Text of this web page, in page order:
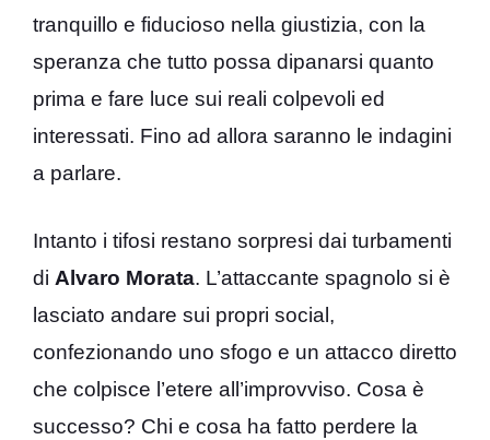
tranquillo e fiducioso nella giustizia, con la
speranza che tutto possa dipanarsi quanto
prima e fare luce sui reali colpevoli ed
interessati. Fino ad allora saranno le indagini
a parlare.
Intanto i tifosi restano sorpresi dai turbamenti
di Alvaro Morata. L’attaccante spagnolo si è
lasciato andare sui propri social,
confezionando uno sfogo e un attacco diretto
che colpisce l’etere all’improvviso. Cosa è
successo? Chi e cosa ha fatto perdere la